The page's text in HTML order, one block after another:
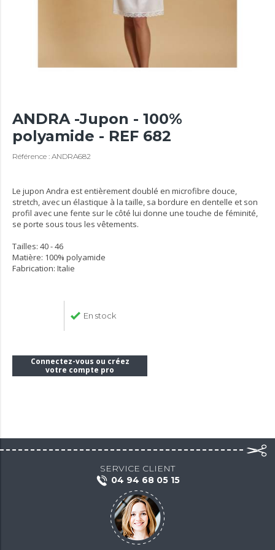
ANDRA -Jupon - 100%
polyamide - REF 682
Référence : ANDRA682
Le jupon Andra est entièrement doublé en microfibre douce,
stretch, avec un élastique à la taille, sa bordure en dentelle et son
profil avec une fente sur le côté lui donne une touche de féminité,
se porte sous tous les vêtements.
Tailles: 40 - 46
Matière: 100% polyamide
Fabrication: Italie
En stock
Connectez-vous ou créez
votre compte pro
SERVICE CLIENT
04 94 68 05 15